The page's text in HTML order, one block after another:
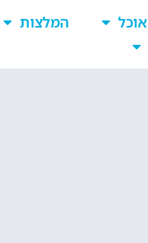
אוכל המלצות